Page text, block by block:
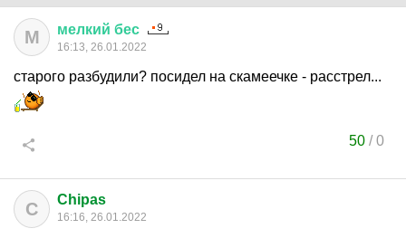
М мелкий бес
16:13, 26.01.2022
старого разбудили? посидел на скамеечке - расстрел...
50 /0
C Chipas
16:16, 26.01.2022